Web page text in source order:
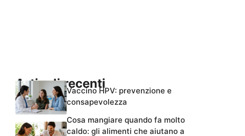
Articoli recentiVaccino HPV: prevenzione e
consapevolezza
Cosa mangiare quando fa molto
caldo: gli alimenti che aiutano a